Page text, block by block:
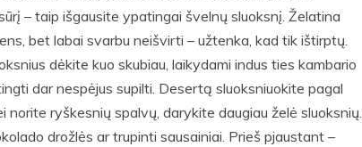
– taip išgausite ypatingai švelnų sluoksnį. Želatina
bet labai svarbu neišvirti – užtenka, kad tik ištirptų.
dėkite kuo skubiau, laikydami indus ties kambario
dar nespėjus supilti. Desertą sluoksniuokite pagal
ryškesnių spalvų, darykite daugiau želė sluoksnių.
drožlės ar trupinti sausainiai. Prieš pjaustant –